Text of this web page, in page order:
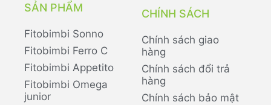
SẢN PHẨM
Fitobimbi Sonno
Fitobimbi Ferro C
Fitobimbi Appetito
Fitobimbi Omega
junior
CHÍNH SÁCH
Chính sách giao
hàng
Chính sách đổi trả
hàng
Chính sách bảo mật